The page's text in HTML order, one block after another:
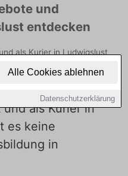
Alle Cookies ablehnen
Datenschutzerklärung
und
entdecken
als Kurier in Ludwigslust
Sie freie Optionen
Sie sich noch heute.
als Kurier in
es keine
in